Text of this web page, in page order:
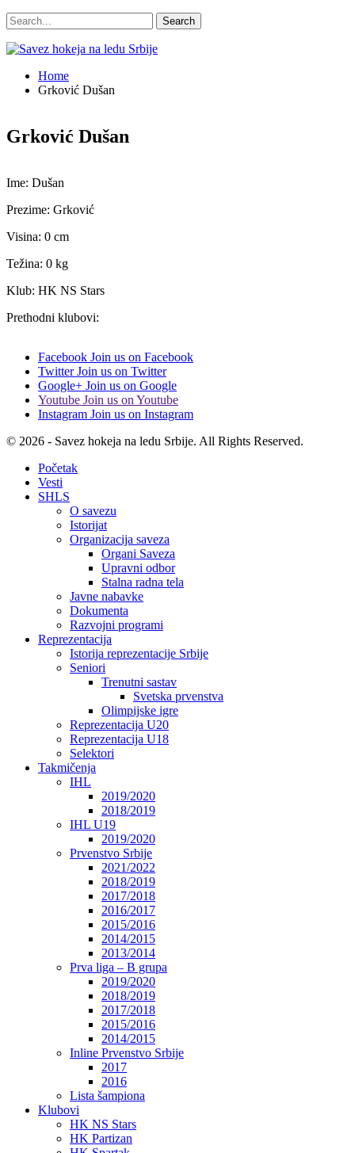
Home
Grković Dušan
Grković Dušan
Ime: Dušan
Prezime: Grković
Visina: 0 cm
Težina: 0 kg
Klub: HK NS Stars
Prethodni klubovi:
Facebook Join us on Facebook
Twitter Join us on Twitter
Google+ Join us on Google
Youtube Join us on Youtube
Instagram Join us on Instagram
© 2026 - Savez hokeja na ledu Srbije. All Rights Reserved.
Početak
Vesti
SHLS
O savezu
Istorijat
Organizacija saveza
Organi Saveza
Upravni odbor
Stalna radna tela
Javne nabavke
Dokumenta
Razvojni programi
Reprezentacija
Istorija reprezentacije Srbije
Seniori
Trenutni sastav
Svetska prvenstva
Olimpijske igre
Reprezentacija U20
Reprezentacija U18
Selektori
Takmičenja
IHL
2019/2020
2018/2019
IHL U19
2019/2020
Prvenstvo Srbije
2021/2022
2018/2019
2017/2018
2016/2017
2015/2016
2014/2015
2013/2014
Prva liga – B grupa
2019/2020
2018/2019
2017/2018
2015/2016
2014/2015
Inline Prvenstvo Srbije
2017
2016
Lista šampiona
Klubovi
HK NS Stars
HK Partizan